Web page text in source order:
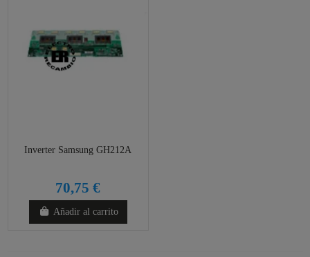
Inverter Samsung GH212A
70,75 €
Añadir al carrito